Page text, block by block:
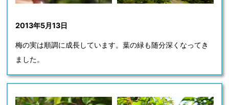
2013年5月13日
梅の実は順調に成長しています。葉の緑も随分深くなってき
ました。